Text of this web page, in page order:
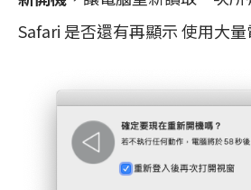
Safari 是否還有再顯示 使用大量